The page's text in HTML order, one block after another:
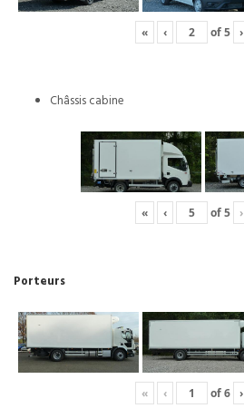
« ‹ of5 ›
Châssis cabine
« ‹ of5 ›
Porteurs
« ‹ of6 ›